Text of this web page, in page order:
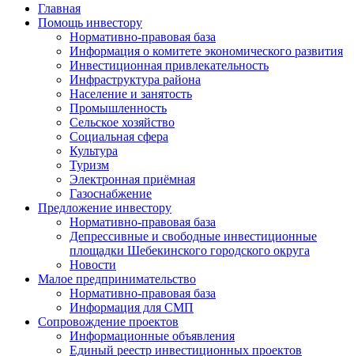
Главная
Помощь инвестору
Нормативно-правовая база
Информация о комитете экономического развития
Инвестиционная привлекательность
Инфраструктура района
Население и занятость
Промышленность
Сельское хозяйство
Социальная сфера
Культура
Туризм
Электронная приёмная
Газоснабжение
Предложение инвестору
Нормативно-правовая база
Депрессивные и свободные инвестиционные
площадки Шебекинского городского округа
Новости
Малое предпринимательство
Нормативно-правовая база
Информация для СМП
Сопровождение проектов
Информационные объявления
Единый реестр инвестиционных проектов